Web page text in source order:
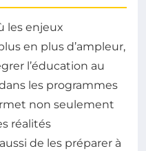
les enjeux
en plus d’ampleur,
l’éducation au
les programmes
non seulement
réalités
de les préparer à